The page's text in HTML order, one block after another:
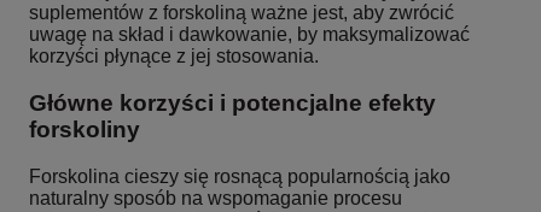
suplementów z forskoliną ważne jest, aby zwrócić
uwagę na skład i dawkowanie, by maksymalizować
korzyści płynące z jej stosowania.
Główne korzyści i potencjalne efekty
forskoliny
Forskolina cieszy się rosnącą popularnością jako
naturalny sposób na wspomaganie procesu